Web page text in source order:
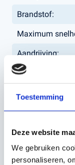
Toestemming
Deze website
We gebruiken
personaliseren,
Brandstof:
Maximum
Aandrijving:
Transmissie: